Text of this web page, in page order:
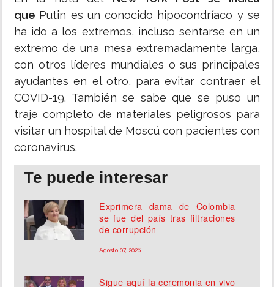
que Putin es un conocido hipocondríaco y se
ha ido a los extremos, incluso sentarse en un
extremo de una mesa extremadamente larga,
con otros líderes mundiales o sus principales
ayudantes en el otro, para evitar contraer el
COVID-19. También se sabe que se puso un
traje completo de materiales peligrosos para
visitar un hospital de Moscú con pacientes con
coronavirus.
Te puede interesar
Exprimera dama de Colombia
se fue del país tras filtraciones
de corrupción
Agosto 07, 2026
Sigue aquí la ceremonia en vivo